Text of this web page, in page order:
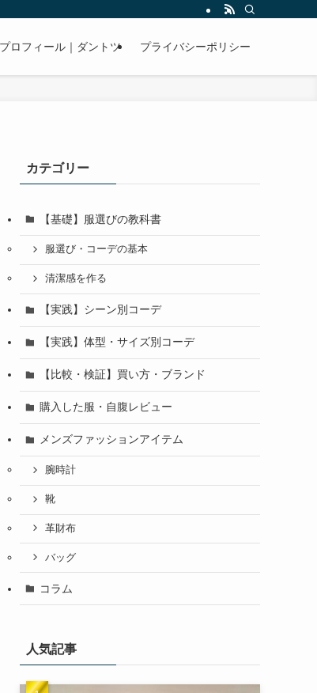
ロフィール｜ダントツ プライバシーポリシー
カテゴリー
【基礎】服選びの教科書
服選び・コーデの基本
清潔感を作る
【実践】シーン別コーデ
【実践】体型・サイズ別コーデ
【比較・検証】買い方・ブランド
購入した服・自腹レビュー
メンズファッションアイテム
腕時計
靴
革財布
バッグ
コラム
人気記事